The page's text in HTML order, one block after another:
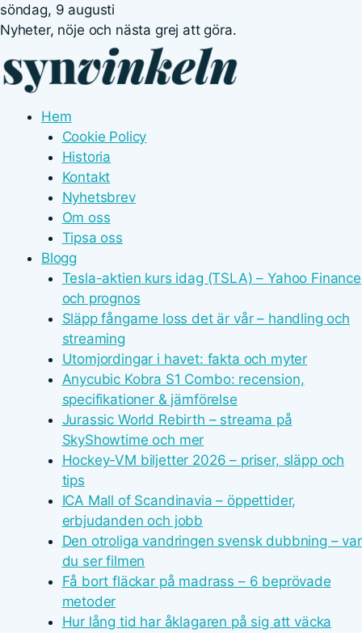
söndag, 9 augusti
Nyheter, nöje och nästa grej att göra.
Hem
Cookie Policy
Historia
Kontakt
Nyhetsbrev
Om oss
Tipsa oss
Blogg
Tesla-aktien kurs idag (TSLA) – Yahoo Finance
och prognos
Släpp fångarne loss det är vår – handling och
streaming
Utomjordingar i havet: fakta och myter
Anycubic Kobra S1 Combo: recension,
specifikationer & jämförelse
Jurassic World Rebirth – streama på
SkyShowtime och mer
Hockey-VM biljetter 2026 – priser, släpp och
tips
ICA Mall of Scandinavia – öppettider,
erbjudanden och jobb
Den otroliga vandringen svensk dubbning – var
du ser filmen
Få bort fläckar på madrass – 6 beprövade
metoder
Hur lång tid har åklagaren på sig att väcka